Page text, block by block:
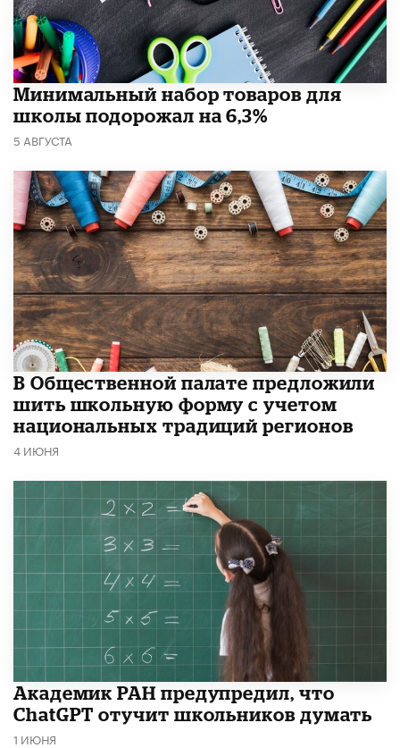
Минимальный набор товаров для
школы подорожал на 6,3%
5 АВГУСТА
В Общественной палате предложили
шить школьную форму с учетом
национальных традиций регионов
4 ИЮНЯ
Академик РАН предупредил, что
ChatGPT отучит школьников думать
1 ИЮНЯ